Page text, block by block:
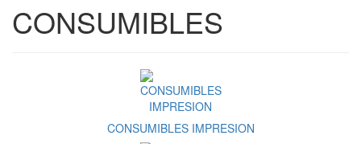
CONSUMIBLES
CONSUMIBLES IMPRESION